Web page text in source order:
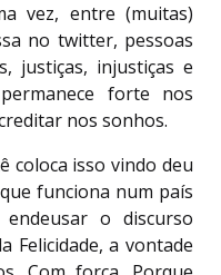
vez, entre (muitas)
no twitter, pessoas
justiças, injustiças e
forte nos
nos sonhos.
coloca isso vindo deu
funciona num país
o discurso
Felicidade, a vontade